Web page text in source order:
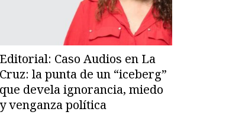
Editorial: Caso Audios en La
Cruz: la punta de un “iceberg”
que devela ignorancia, miedo
y venganza política